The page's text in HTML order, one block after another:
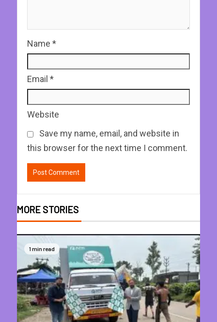
Name *
Email *
Website
Save my name, email, and website in
this browser for the next time I comment.
MORE STORIES
1 min read